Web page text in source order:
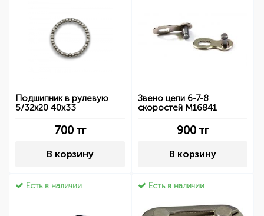
Подшипник в рулевую
5/32x20 40x33
700 тг
В корзину
Звено цепи 6-7-8
скоростей M16841
900 тг
В корзину
Есть в наличии Есть в наличии